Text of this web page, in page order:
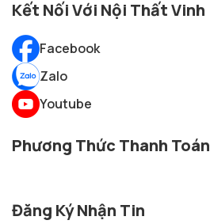
Kết Nối Với Nội Thất Vinh
Facebook
Zalo
Youtube
Phương Thức Thanh Toán
Đăng Ký Nhận Tin